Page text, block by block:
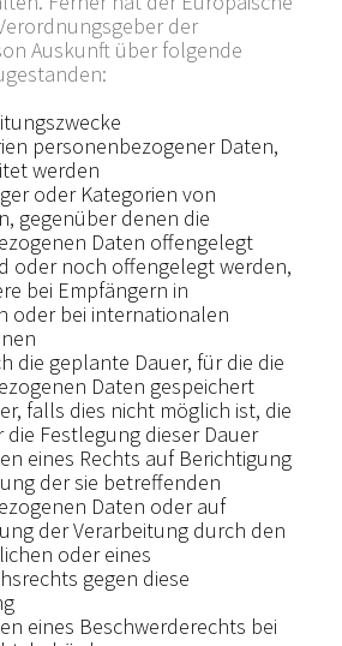
der
Auskunft über folgende
personenbezogener Daten,
werden
oder Kategorien von
gegenüber denen die
Daten offengelegt
oder noch offengelegt werden,
bei Empfängern in
oder bei internationalen
die geplante Dauer, für die die
Daten gespeichert
falls dies nicht möglich ist, die
die Festlegung dieser Dauer
eines Rechts auf Berichtigung
der sie betreffenden
Daten oder auf
der Verarbeitung durch den
oder eines
gegen diese
eines Beschwerderechts bei